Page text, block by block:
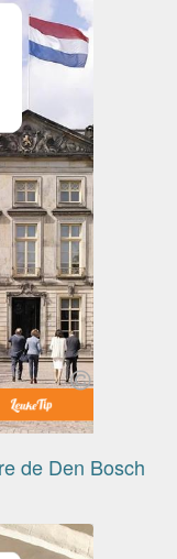
de Den Bosch